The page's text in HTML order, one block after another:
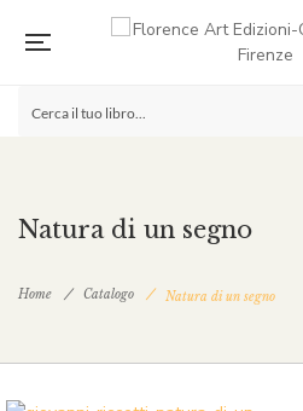
Natura di un segno
Home Catalogo Natura di un segno